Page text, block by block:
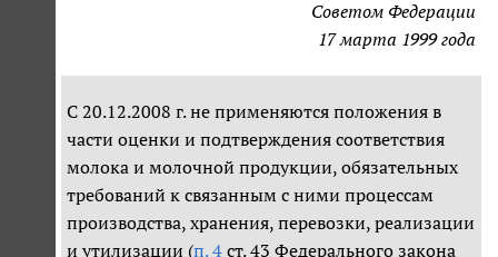
Советом Федерации
17 марта 1999 года
С 20.12.2008 г. не применяются положения в
части оценки и подтверждения соответствия
молока и молочной продукции, обязательных
требований к связанным с ними процессам
производства, хранения, перевозки, реализации
и утилизации (п. 4 ст. 43 Федерального закона